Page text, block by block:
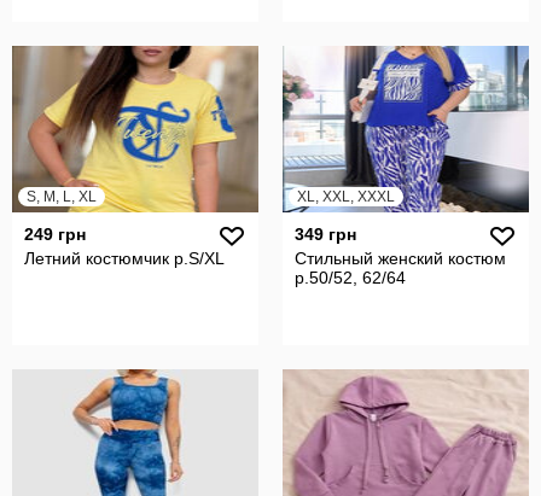
S, M, L, XL
249 грн
Летний костюмчик р.S/XL
XL, XXL, XXXL
349 грн
Стильный женский костюм
р.50/52, 62/64